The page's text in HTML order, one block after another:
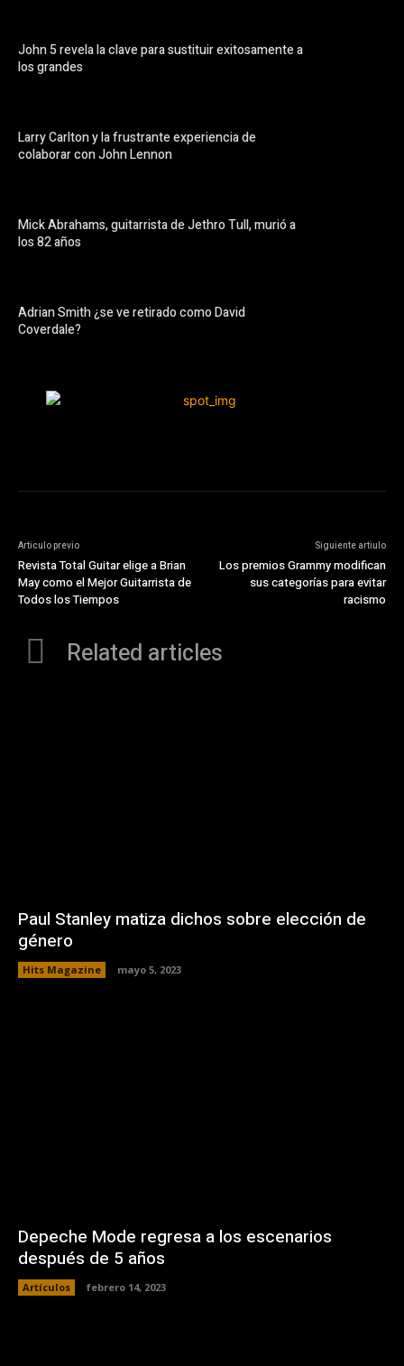
John 5 revela la clave para sustituir exitosamente a
los grandes
Larry Carlton y la frustrante experiencia de
colaborar con John Lennon
Mick Abrahams, guitarrista de Jethro Tull, murió a
los 82 años
Adrian Smith ¿se ve retirado como David
Coverdale?
Articulo previo
Revista Total Guitar elige a Brian
May como el Mejor Guitarrista de
Todos los Tiempos
Siguiente artiulo
Los premios Grammy modifican
sus categorías para evitar
racismo
Related articles
Paul Stanley matiza dichos sobre elección de
género
Hits Magazine mayo 5, 2023
Depeche Mode regresa a los escenarios
después de 5 años
Artículos febrero 14, 2023